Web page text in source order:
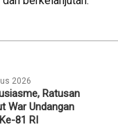
2026
Ratusan
War Undangan
81 RI